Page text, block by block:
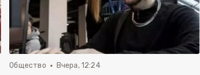
Общество Вчера, 12:24